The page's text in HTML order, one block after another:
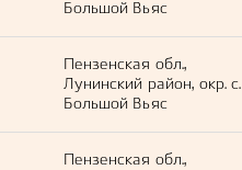
Большой Вьяс
Пензенская обл.,
Лунинский район, окр. с.
Большой Вьяс
Пензенская обл.,